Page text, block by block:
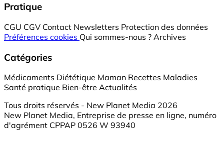
Pratique
CGU CGV Contact Newsletters Protection des données
Préférences cookies Qui sommes-nous ? Archives
Catégories
Médicaments Diététique Maman Recettes Maladies
Santé pratique Bien-être Actualités
Tous droits réservés - New Planet Media 2026
New Planet Media, Entreprise de presse en ligne, numéro
d'agrément CPPAP 0526 W 93940